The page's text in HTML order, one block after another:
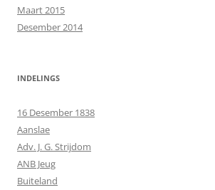
Maart 2015
Desember 2014
INDELINGS
16 Desember 1838
Aanslae
Adv. J. G. Strijdom
ANB Jeug
Buiteland